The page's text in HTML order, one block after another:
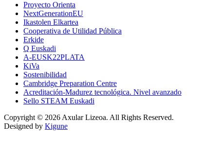
Proyecto Orienta
NextGenerationEU
Ikastolen Elkartea
Cooperativa de Utilidad Pública
Erkide
Q Euskadi
A-EUSK22PLATA
KiVa
Sostenibilidad
Cambridge Preparation Centre
Acreditación-Madurez tecnológica. Nivel avanzado
Sello STEAM Euskadi
Copyright © 2026 Axular Lizeoa. All Rights Reserved.
Designed by Kigune